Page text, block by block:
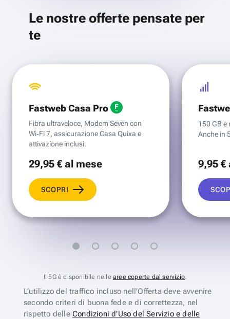
Le nostre offerte pensate per
te
Fastweb Casa Pro
Fibra ultraveloce, Modem Seven con
Wi‑Fi 7, assicurazione Casa Quixa e
attivazione inclusi.
29,95 €al mese
SCOPRI
150 GB e
Anche in
9,95 €
Il 5G è disponibile nelle aree coperte dal servizio.
L’utilizzo del traffico incluso nell’Offerta deve avvenire
secondo criteri di buona fede e di correttezza, nel
rispetto delle Condizioni d’Uso del Servizio e delle